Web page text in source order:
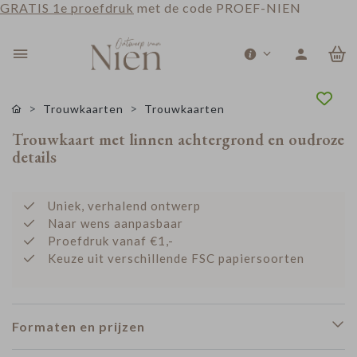
GRATIS 1e proefdruk met de code PROEF-NIEN
Trouwkaarten Trouwkaarten
Trouwkaart met linnen achtergrond en oudroze
details
Uniek, verhalend ontwerp
Naar wens aanpasbaar
Proefdruk vanaf €1,-
Keuze uit verschillende FSC papiersoorten
Formaten en prijzen